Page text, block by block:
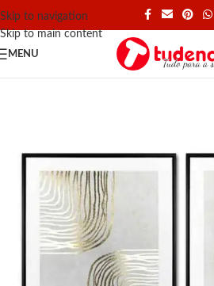
Skip to navigation
Skip to main content
MENU